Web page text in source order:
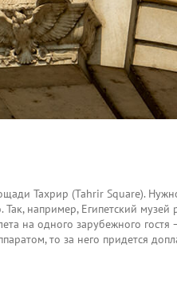
Тахрир (Tahrir Square).
например, Египетский
на одного зарубежного
то за него придется